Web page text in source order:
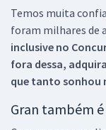
Temos muita
foram milhares de
inclusive no
fora dessa,
que tanto sonhou
Gran também